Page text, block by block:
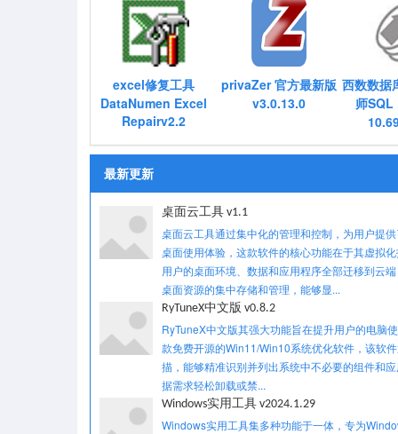
excel修复工具
DataNumen Excel
Repairv2.2
privaZer 官方最新版
v3.0.13.0
西数数据
师
最新更新
桌面云工具 v1.1
桌面云工具通过集中化的管理和控制，为用户提
桌面使用体验，这款软件的核心功能在于其虚拟
用户的桌面环境、数据和应用程序全部迁移到云
桌面资源的集中存储和管理，能够显...
RyTuneX中文版 v0.8.2
RyTuneX中文版其强大功能旨在提升用户的电脑
款免费开源的Win11/Win10系统优化软件，该软
描，能够精准识别并列出系统中不必要的组件和
据需求轻松卸载或禁...
Windows实用工具 v2024.1.29
Windows实用工具集多种功能于一体，专为